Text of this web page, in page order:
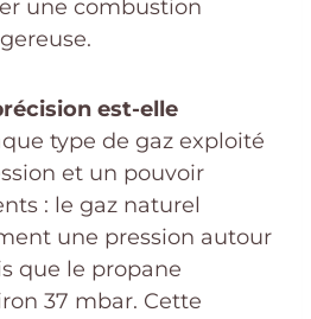
une combustion
est-elle
type de gaz exploité
et un pouvoir
: le gaz naturel
une pression autour
que le propane
37 mbar. Cette